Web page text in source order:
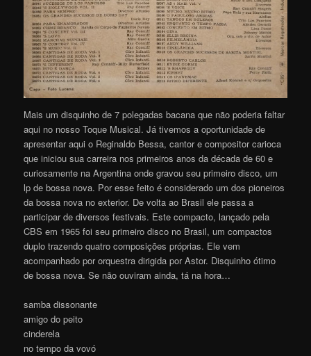
Mais um disquinho de 7 polegadas bacana que não poderia faltar
aqui no nosso Toque Musical. Já tivemos a oportunidade de
apresentar aqui o Reginaldo Bessa, cantor e compositor carioca
que iniciou sua carreira nos primeiros anos da década de 60 e
curiosamente na Argentina onde gravou seu primeiro disco, um
lp de bossa nova. Por esse feito é considerado um dos pioneiros
da bossa nova no exterior. De volta ao Brasil ele passa a
participar de diversos festivais. Este compacto, lançado pela
CBS em 1965 foi seu primeiro disco no Brasil, um compactos
duplo trazendo quatro composições próprias. Ele vem
acompanhado por orquestra dirigida por Astor. Disquinho ótimo
de bossa nova. Se não ouviram ainda, tá na hora…
samba dissonante
amigo do peito
cinderela
no tempo da vovó